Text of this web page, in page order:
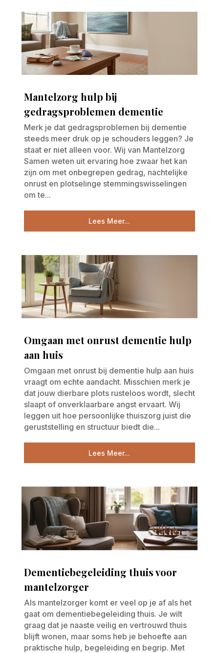
Mantelzorg hulp bij
gedragsproblemen dementie
Merk je dat gedragsproblemen bij dementie
steeds meer druk op je schouders leggen? Je
staat er niet alleen voor. Wij van Mantelzorg
Samen weten uit ervaring hoe zwaar het kan
zijn om met onbegrepen gedrag, nachtelijke
onrust en plotselinge stemmingswisselingen
om te...
Lees Meer...
Omgaan met onrust dementie hulp
aan huis
Omgaan met onrust bij dementie hulp aan huis
vraagt om echte aandacht. Misschien merk je
dat jouw dierbare plots rusteloos wordt, slecht
slaapt of onverklaarbare angst ervaart. Wij
leggen uit hoe persoonlijke thuiszorg juist die
geruststelling en structuur biedt die...
Lees Meer...
Dementiebegeleiding thuis voor
mantelzorger
Als mantelzorger komt er veel op je af als het
gaat om dementiebegeleiding thuis. Je wilt
graag dat je naaste veilig en vertrouwd thuis
blijft wonen, maar soms heb je behoefte aan
praktische hulp, begeleiding en begrip. Met